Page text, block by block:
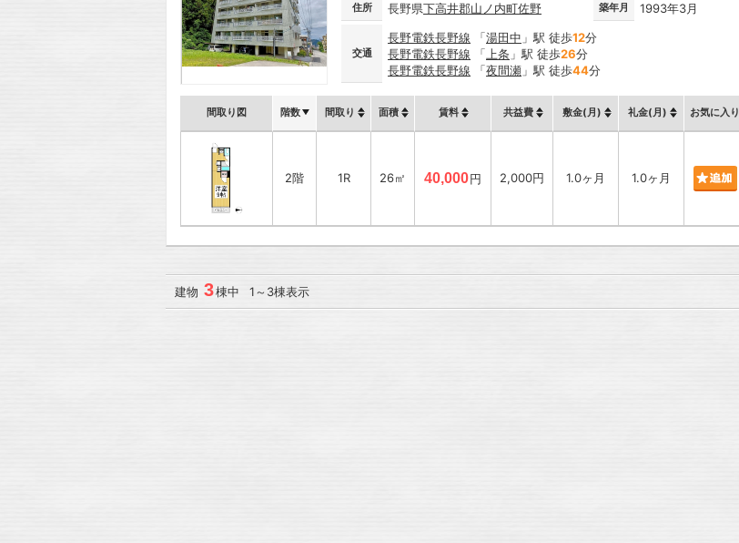
住所 長野県下高井郡山ノ内町佐野 築年月 1993年3月
交通
長野電鉄長野線 「湯田中 」駅 徒歩12分
長野電鉄長野線 「 上条 」駅 徒歩26分
長野電鉄長野線 「夜間瀬 」駅 徒歩44分
間取り図 階数 間取り 面積 賃料 共益費 敷金(月) 礼金(月) お気に入り
2階 1R 26㎡ 40,000円 2,000円 1.0ヶ月 1.0ヶ月
建物 3棟中 1～3棟表示